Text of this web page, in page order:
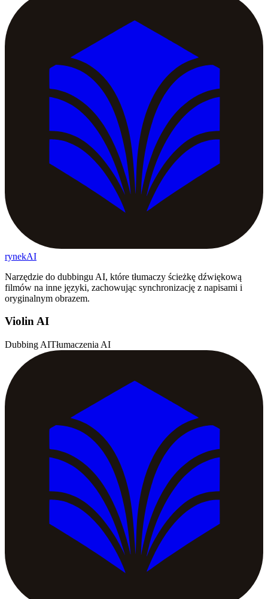
rynekAI
Narzędzie do dubbingu AI, które tłumaczy ścieżkę dźwiękową
filmów na inne języki, zachowując synchronizację z napisami i
oryginalnym obrazem.
Violin AI
Dubbing AITłumaczenia AI